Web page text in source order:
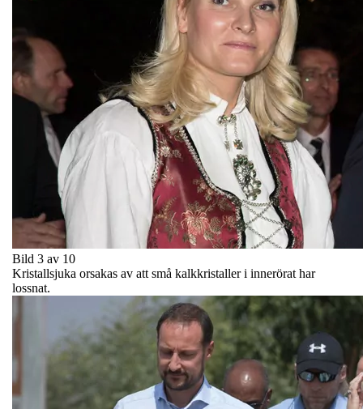
Bild 3 av 10
Kristallsjuka orsakas av att små kalkkristaller i innerörat har
lossnat.